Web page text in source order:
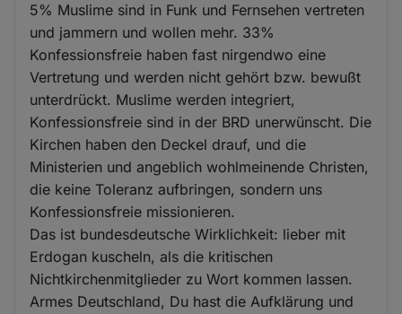
5% Muslime sind in Funk und Fernsehen vertreten
und jammern und wollen mehr. 33%
Konfessionsfreie haben fast nirgendwo eine
Vertretung und werden nicht gehört bzw. bewußt
unterdrückt. Muslime werden integriert,
Konfessionsfreie sind in der BRD unerwünscht. Die
Kirchen haben den Deckel drauf, und die
Ministerien und angeblich wohlmeinende Christen,
die keine Toleranz aufbringen, sondern uns
Konfessionsfreie missionieren.
Das ist bundesdeutsche Wirklichkeit: lieber mit
Erdogan kuscheln, als die kritischen
Nichtkirchenmitglieder zu Wort kommen lassen.
Armes Deutschland, Du hast die Aufklärung und